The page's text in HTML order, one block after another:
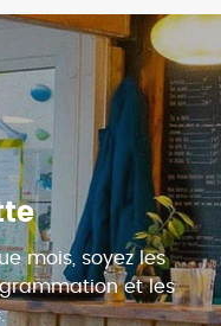
mois, soyez les
et les